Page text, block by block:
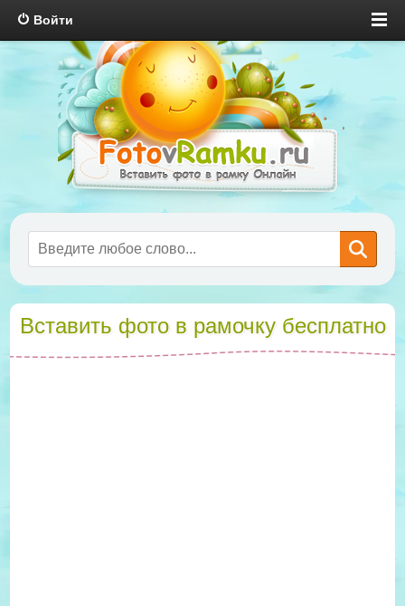
Войти
Вставить фото в рамочку бесплатно